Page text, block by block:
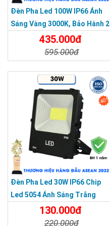
Đèn Pha Led 100W IP66 Ánh
Sáng Vàng 3000K, Bảo Hành 2
435.000đ
595.000đ
40%
Đèn Pha Led 30W IP66 Chip
Led 5054 Ánh Sáng Trắng
130.000đ
220.000đ